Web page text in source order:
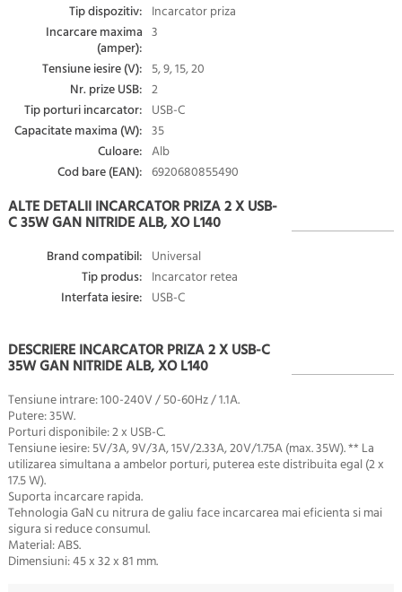
Tip dispozitiv: Incarcator priza
Incarcare maxima
(amper):
3
Tensiune iesire (V): 5, 9, 15, 20
Nr. prize USB: 2
Tip porturi incarcator: USB-C
Capacitate maxima (W): 35
Culoare: Alb
Cod bare (EAN): 6920680855490
ALTE DETALII INCARCATOR PRIZA 2 X USB-
C 35W GAN NITRIDE ALB, XO L140
Brand compatibil: Universal
Tip produs: Incarcator retea
Interfata iesire: USB-C
DESCRIERE INCARCATOR PRIZA 2 X USB-C
35W GAN NITRIDE ALB, XO L140
Tensiune intrare: 100-240V / 50-60Hz / 1.1A.
Putere: 35W.
Porturi disponibile: 2 x USB-C.
Tensiune iesire: 5V/3A, 9V/3A, 15V/2.33A, 20V/1.75A (max. 35W). ** La
utilizarea simultana a ambelor porturi, puterea este distribuita egal (2 x
17.5 W).
Suporta incarcare rapida.
Tehnologia GaN cu nitrura de galiu face incarcarea mai eficienta si mai
sigura si reduce consumul.
Material: ABS.
Dimensiuni: 45 x 32 x 81 mm.